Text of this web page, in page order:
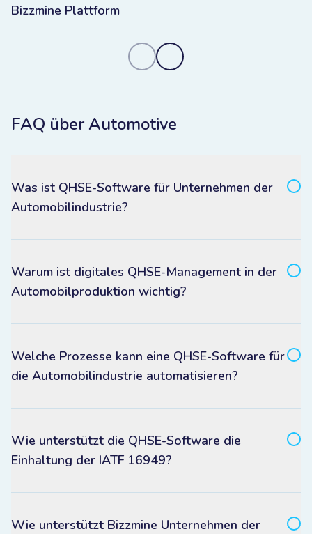
Bizzmine Plattform
FAQ über Automotive
Was ist QHSE-Software für Unternehmen der
Automobilindustrie?
Warum ist digitales QHSE-Management in der
Automobilproduktion wichtig?
Welche Prozesse kann eine QHSE-Software für
die Automobilindustrie automatisieren?
Wie unterstützt die QHSE-Software die
Einhaltung der IATF 16949?
Wie unterstützt Bizzmine Unternehmen der